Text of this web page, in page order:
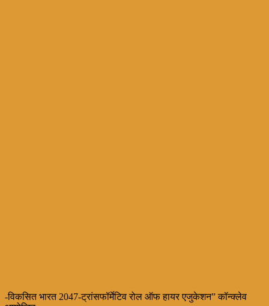
-विकसित भारत 2047-ट्रांसफॉर्मेटिव रोल ऑफ हायर एजुकेशन” कॉन्क्लेव